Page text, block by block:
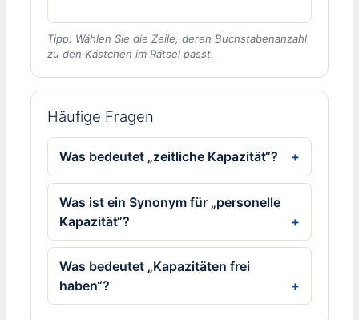
Tipp: Wählen Sie die Zeile, deren Buchstabenanzahl
zu den Kästchen im Rätsel passt.
Häufige Fragen
Was bedeutet „zeitliche Kapazität“?
Was ist ein Synonym für „personelle
Kapazität“?
Was bedeutet „Kapazitäten frei
haben“?